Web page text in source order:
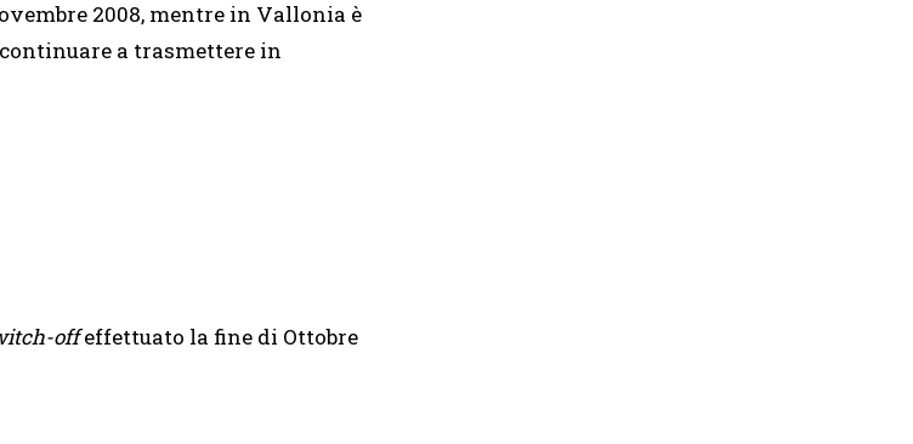
2008, mentre in Vallonia è
a trasmettere in
offeffettuato la fine di Ottobre